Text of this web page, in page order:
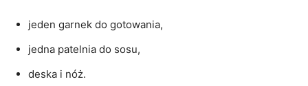
jeden garnek do gotowania,
jedna patelnia do sosu,
deska i nóż.